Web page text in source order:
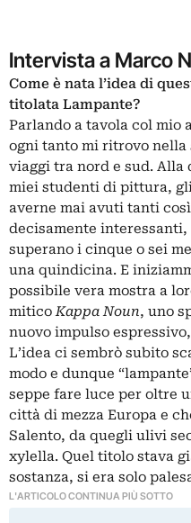
Intervista a Marco
Come è nata l’idea di
titolata Lampante?
Parlando a tavola col mio
ogni tanto mi ritrovo nella
viaggi tra nord e sud. Alla
miei studenti di pittura,
averne mai avuti tanti
decisamente
superano i cinque o sei
una quindicina. E
possibile vera mostra a
miticoKappa Noun, uno
nuovo impulso
L’idea ci sembrò subito
modo e dunque
seppe fare luce per oltre
città di mezza Europa e
Salento, da quegli ulivi
xylella. Quel titolo stava
sostanza, si era solo
L'ARTICOLO CONTINUA PIÙ SOTTO